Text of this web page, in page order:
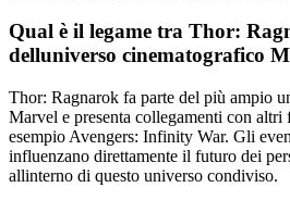
Qual è il legame tra Thor:
delluniverso cinematografico
Thor: Ragnarok fa parte del più ampio
Marvel e presenta collegamenti con altri
esempio Avengers: Infinity War. Gli
influenzano direttamente il futuro dei
allinterno di questo universo condiviso.